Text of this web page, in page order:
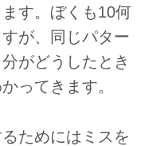
す。ぼくも10何
が、同じパター
がどうしたとき
ってきます。
ためにはミスを